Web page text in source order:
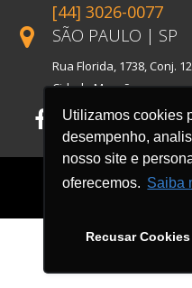
Utilizamos cookies
desempenho,
nosso site e
oferecemos. Saiba
Recusar Cookies
[44] 3026-0077
SÃO PAULO | SP
Rua Florida, 1738, Conj.
Cidade Monções
Facebook
LinkedIn